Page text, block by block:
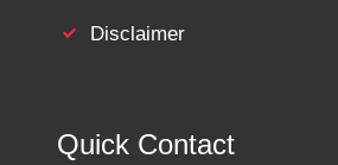
Disclaimer
Quick Contact